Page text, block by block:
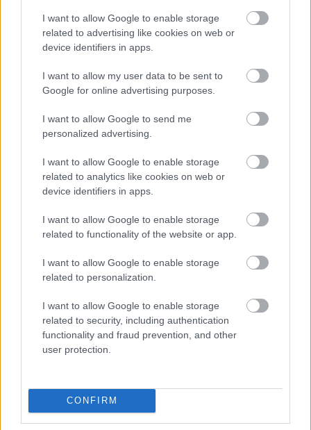
I want to allow Google to enable storage
related to advertising like cookies on web or
device identifiers in apps.
I want to allow my user data to be sent to
Google for online advertising purposes.
I want to allow Google to send me
personalized advertising.
I want to allow Google to enable storage
related to analytics like cookies on web or
device identifiers in apps.
I want to allow Google to enable storage
related to functionality of the website or app.
I want to allow Google to enable storage
related to personalization.
I want to allow Google to enable storage
related to security, including authentication
functionality and fraud prevention, and other
user protection.
CONFIRM
képtelenség, és egyeztethetetlen. Győrből a technikai
adottságok miatt nincs előadás, Sopronban,
Miskolcon, Szegeden az igazgatóválasztás körüli
bonyodalmak miatt fékezett habzású évadot
csináltak.
-­ Egyesek elfogultságot is emlegetnek, mert
szerintük elsősorban olyan színházakat preferált,
amelyekkel íróként kapcsolatban állt. Legutóbb
például a Budapesti Kamarában mutatták be a
Haszonvágy című darabját.
színházban, ahol tavaly volt bemutatóm, már más az
igazgató. A színészek kétharmada elment, és az a
színre. Ha már elfogultságot emleget, nem hívtam
meg olyan darabot, amelyet a teátrum igazgatója
- Kiválasztott viszont két olyan előadást, amelyekben
a fesztivál vezetői - Jordán Tamás és Balikó Tamás -
főszerepet alakítanak.
-­ Mert mindkét produkciót szeretem. Az imposztor
meghívása Hargitai Ivánnak szól.